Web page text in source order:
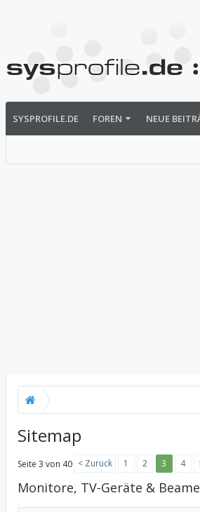
SYSPROFILE.DE FOREN NEUE
Sitemap
Seite 3 von 40 < Zurück 1 2 3 4
Monitore, TV-Geräte &